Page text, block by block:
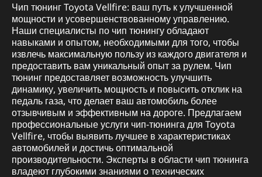
Чип тюнинг Toyota Vellfire: ваш путь к улучшенной
мощности и усовершенствованному управлению.
Наши специалисты по чип тюнингу обладают
навыками и опытом, необходимыми для того, чтобы
извлечь максимальную пользу из каждого двигателя и
предоставить вам уникальный опыт за рулем. Чип
тюнинг предоставляет возможность улучшить
динамику, увеличить мощность и повысить отклик на
педаль газа, что делает ваш автомобиль более
отзывчивым и эффективным на дороге. Предлагаем
профессиональные услуги чип-тюнинга для Toyota
Vellfire, чтобы выявить лучшее в характеристиках
автомобилей и достичь оптимальной
производительности. Эксперты в области чип тюнинга
владеют глубокими знаниями о технических